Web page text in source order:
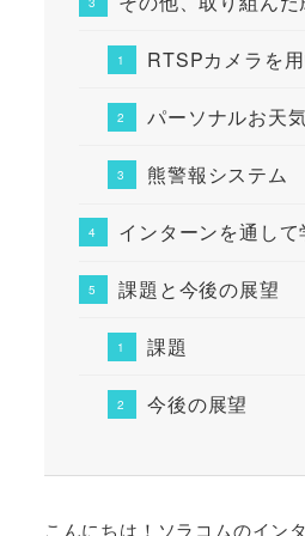
RTSPカメラを
パーソナルお天
熊警報システム
インターンを通して
課題と今後の展望
課題
今後の展望
こんにちは！ソラコムのイン